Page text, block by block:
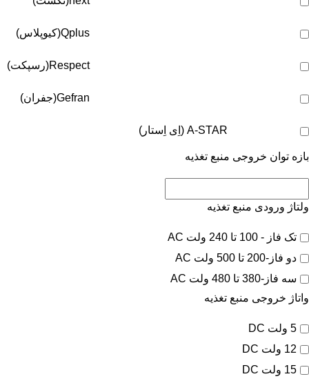
Qplus(کیوپلاس)
Respect(رسپکت)
Gefran(جفران)
A-STAR (اِی اِستار)
بازه توان خروجی منبع تغذیه
ولتاژ ورودی منبع تغذیه
تک فاز - 100 تا 240 ولت AC
دو فاز-200 تا 500 ولت AC
سه فاز-380 تا 480 ولت AC
واتاژ خروجی منبع تغذیه
5 ولت DC
12 ولت DC
15 ولت DC